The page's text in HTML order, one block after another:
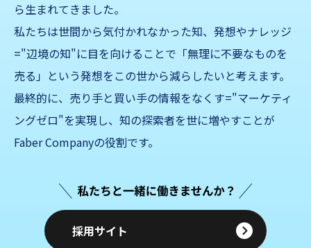
ら生まれてきました。
私たちは世間から気付かれなかった知、発想やナレッジ
="辺境の知"に目を向けることで「無理に不要なものを
売る」 という発想をこの世から減らしたいと考えます。
最終的に、売り手と買い手の情報をなくす="マーケティ
ングゼロ"を実現し、知の探索者を世に増やすことが
Faber Companyの役割です。
採用サイト